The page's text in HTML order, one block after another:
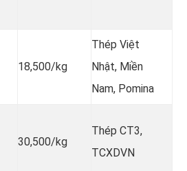
18,500/kg
Thép Việt
Nhật, Miền
Nam, Pomina
30,500/kg
Thép CT3,
TCXDVN